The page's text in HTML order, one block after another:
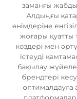
заманғы
Алдыңғы
өнімдеріне
жоғары қуатты
көздері мен
істеуді
бақылау
брендтері
оптималдауға